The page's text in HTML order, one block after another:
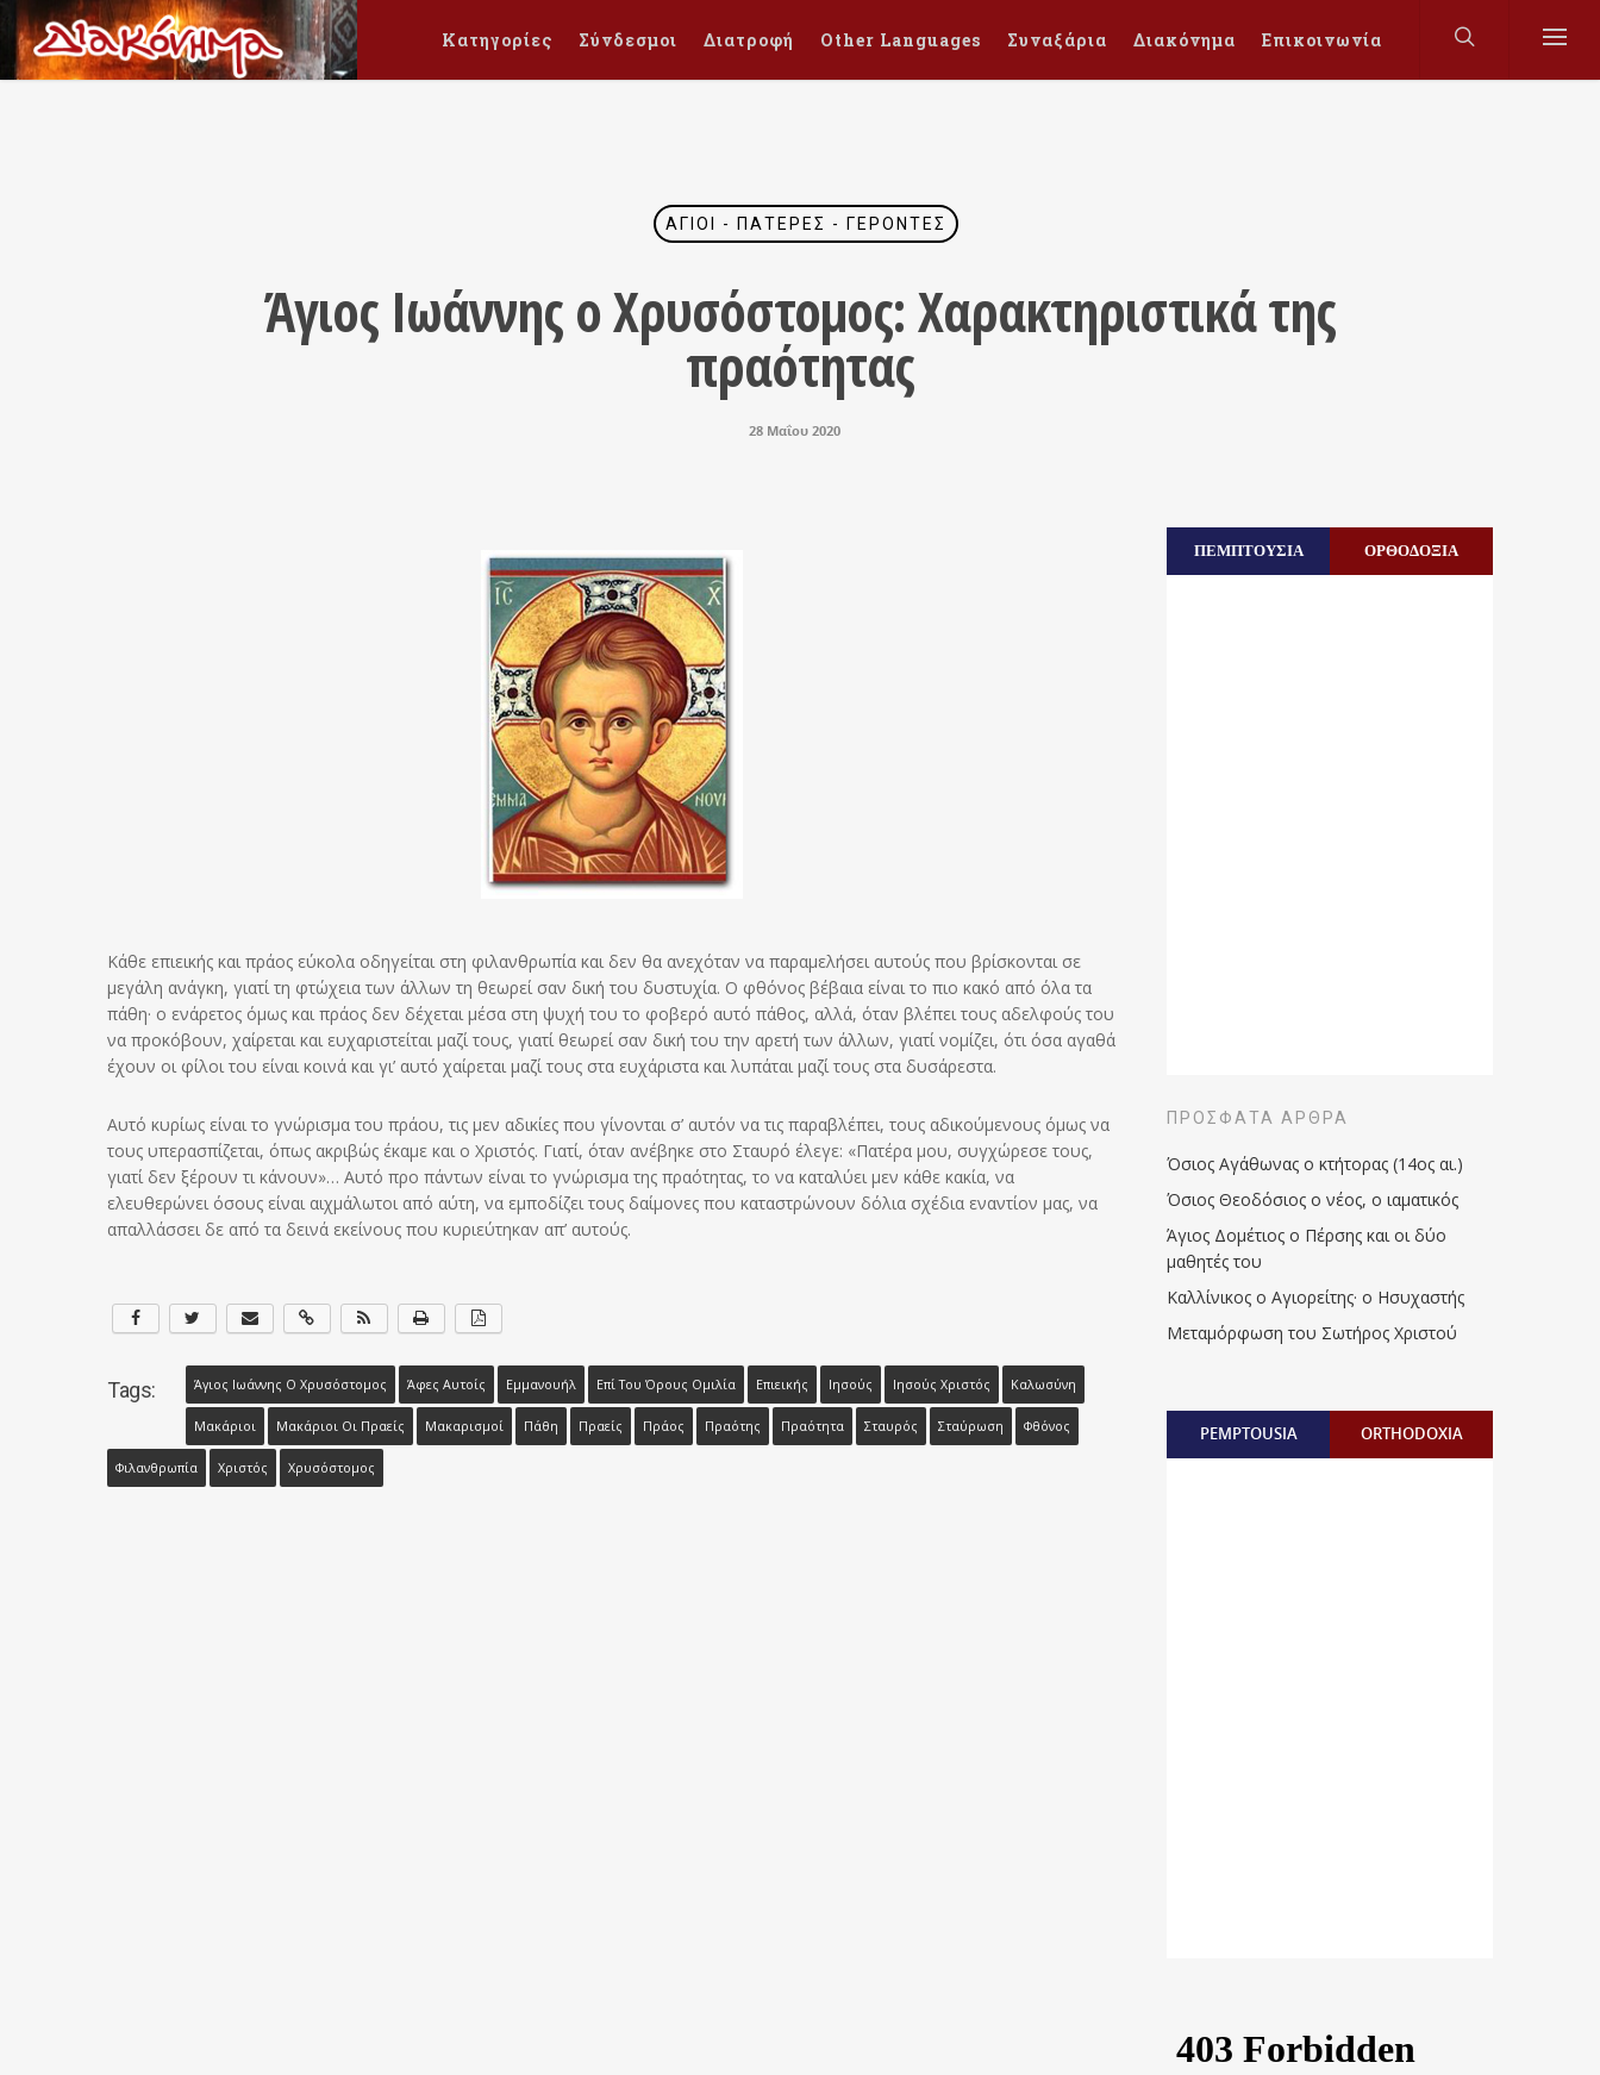
Κατηγορίες Σύνδεσμοι Διατροφή Other Languages Συναξάρια Διακόνημα Επικοινωνία
ΆΓΙΟΙ - ΠΑΤΈΡΕΣ - ΓΈΡΟΝΤΕΣ
Άγιος Ιωάννης ο Χρυσόστομος: Χαρακτηριστικά της
πραότητας
28 Μαΐου 2020
Κάθε επιεικής και πράος εύκολα οδηγείται στη φιλανθρωπία και δεν θα ανεχόταν να παραμελήσει αυτούς που βρίσκονται σε
μεγάλη ανάγκη, γιατί τη φτώχεια των άλλων τη θεωρεί σαν δική του δυστυχία. Ο φθόνος βέβαια είναι το πιο κακό από όλα τα
πάθη· ο ενάρετος όμως και πράος δεν δέχεται μέσα στη ψυχή του το φοβερό αυτό πάθος, αλλά, όταν βλέπει τους αδελφούς του
να προκόβουν, χαίρεται και ευχαριστείται μαζί τους, γιατί θεωρεί σαν δική του την αρετή των άλλων, γιατί νομίζει, ότι όσα αγαθά
έχουν οι φίλοι του είναι κοινά και γι’ αυτό χαίρεται μαζί τους στα ευχάριστα και λυπάται μαζί τους στα δυσάρεστα.
Αυτό κυρίως είναι το γνώρισμα του πράου, τις μεν αδικίες που γίνονται σ’ αυτόν να τις παραβλέπει, τους αδικούμενους όμως να
τους υπερασπίζεται, όπως ακριβώς έκαμε και ο Χριστός. Γιατί, όταν ανέβηκε στο Σταυρό έλεγε: «Πατέρα μου, συγχώρεσε τους,
γιατί δεν ξέρουν τι κάνουν»… Αυτό προ πάντων είναι το γνώρισμα της πραότητας, το να καταλύει μεν κάθε κακία, να
ελευθερώνει όσους είναι αιχμάλωτοι από αύτη, να εμποδίζει τους δαίμονες που καταστρώνουν δόλια σχέδια εναντίον μας, να
απαλλάσσει δε από τα δεινά εκείνους που κυριεύτηκαν απ’ αυτούς.
Tags: Άγιος Ιωάννης Ο Χρυσόστομος Άφες Αυτοίς Εμμανουήλ Επί Του Όρους Ομιλία Επιεικής Ιησούς Ιησούς Χριστός Καλωσύνη
Μακάριοι Μακάριοι Οι Πραείς Μακαρισμοί Πάθη Πραείς Πράος Πραότης Πραότητα Σταυρός Σταύρωση Φθόνος
Φιλανθρωπία Χριστός Χρυσόστομος
ΠΕΜΠΤΟΥΣΙΑ ΟΡΘΟΔΟΞΙΑ
ΠΡΌΣΦΑΤΑ ΆΡΘΡΑ
Όσιος Αγάθωνας ο κτήτορας (14ος αι.)
Όσιος Θεοδόσιος ο νέος, ο ιαματικός
Άγιος Δομέτιος ο Πέρσης και οι δύο
μαθητές του
Καλλίνικος ο Αγιορείτης · ο Ησυχαστής
Μεταμόρφωση του Σωτήρος Χριστού
PEMPTOUSIA ORTHODOXIA